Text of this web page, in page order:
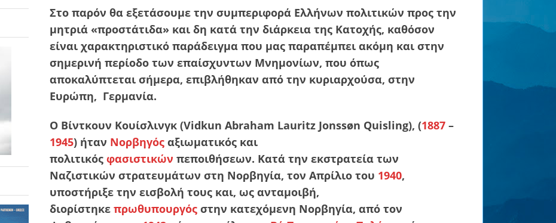
Στο παρόν θα εξετάσουμε την συμπεριφορά Ελλήνων πολιτικών προς την
μητριά «προστάτιδα» και δη κατά την διάρκεια της Κατοχής, καθόσον
είναι χαρακτηριστικό παράδειγμα που μας παραπέμπει ακόμη και στην
σημερινή περίοδο των επαίσχυντων Μνημονίων, που όπως
αποκαλύπτεται σήμερα, επιβλήθηκαν από την κυριαρχούσα, στην
Ευρώπη, Γερμανία.
Ο Βίντκουν Κουίσλινγκ (Vidkun Abraham Lauritz Jonssøn Quisling), (1887 –
1945) ήταν Νορβηγός αξιωματικός και
πολιτικός φασιστικών πεποιθήσεων. Κατά την εκστρατεία των
Ναζιστικών στρατευμάτων στη Νορβηγία, τον Απρίλιο του 1940,
υποστήριξε την εισβολή τους και, ως ανταμοιβή,
διορίστηκε πρωθυπουργός στην κατεχόμενη Νορβηγία, από τον